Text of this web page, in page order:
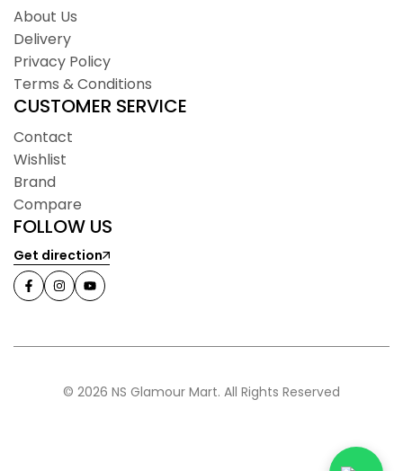
About Us
Delivery
Privacy Policy
Terms & Conditions
CUSTOMER SERVICE
Contact
Wishlist
Brand
Compare
FOLLOW US
Get direction
© 2026 NS Glamour Mart. All Rights Reserved